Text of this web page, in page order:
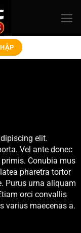
elit.
Vel ante donec
Conubia mus
pharetra tortor
Purus urna aliquam
orci convallis
varius maecenas a.